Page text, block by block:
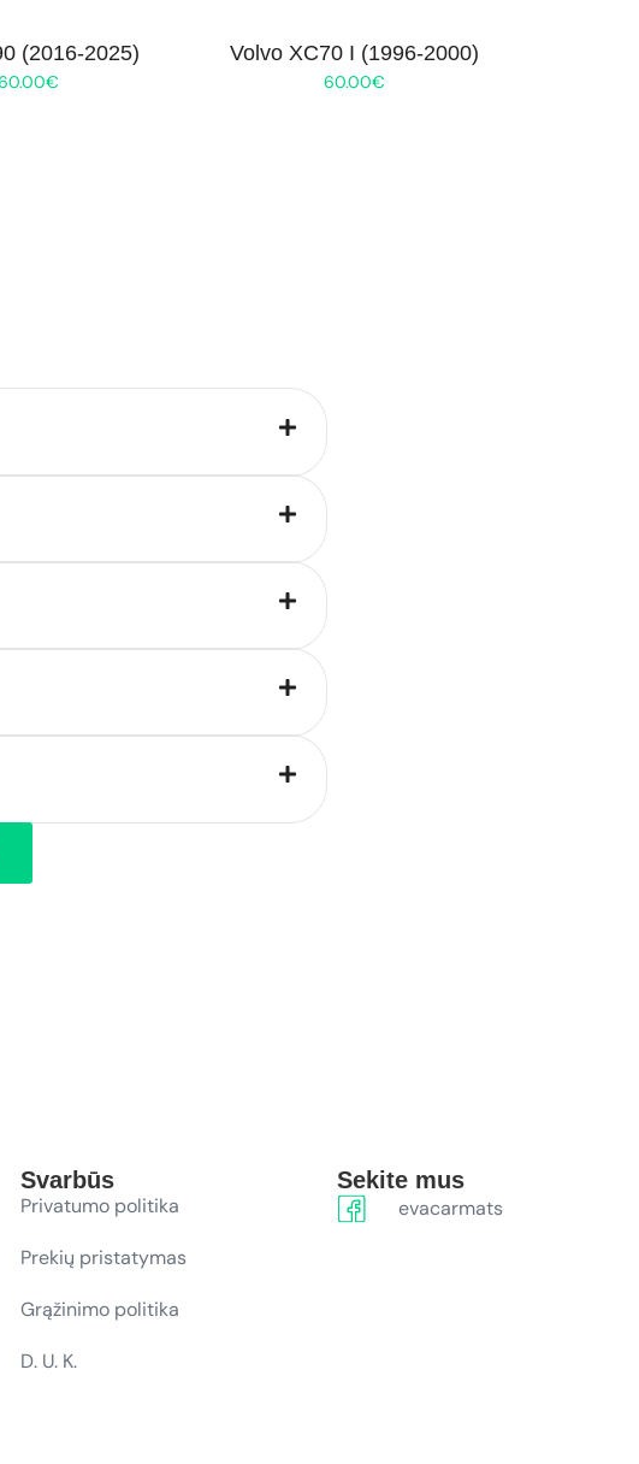
(2016-2025)
€
Volvo XC70 I (1996-2000)
60.00€
Svarbūs
Privatumo politika
Prekių pristatymas
Grąžinimo politika
D. U. K.
Sekite mus
evacarmats